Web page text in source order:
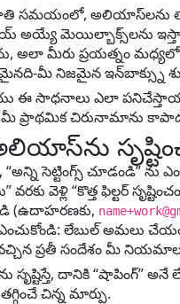
సమయంలో,
అయ్యే మెయిల్బాక్స్‌లను
అలా మీరు ప్రయత్నం
మీ నిజమైన ఇన్‌బాక్స్ను
ఈ సాధనాలు ఎలా
చిరునామాను
“అన్ని సెట్టింగ్స్ చూడండి” ను
వెళ్లి “కొత్త ఫిల్టర్
(ఉదాహరణకు,
ఎంచుకోండి: లేబుల్
ప్రతీ సందేశం మీ
దానికి “షాపింగ్”
చిన్న మార్పు.